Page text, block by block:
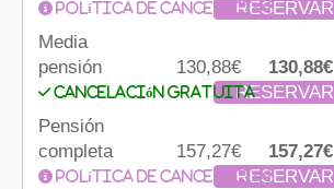
RESERVAR
Política de cancelación
Media
pensión
130,88€
130,88€
RESERVAR
Cancelación gratuita
Pensión
completa
157,27€
157,27€
RESERVAR
Política de cancelación